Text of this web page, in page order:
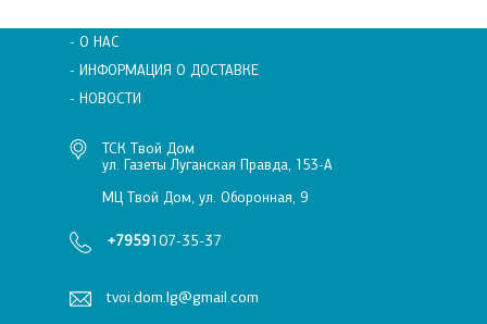
- О НАС
- ИНФОРМАЦИЯ О ДОСТАВКЕ
- НОВОСТИ
ТСК Твой Дом
ул. Газеты Луганская Правда, 153-А
МЦ Твой Дом, ул. Оборонная, 9
+7959107-35-37
tvoi.dom.lg@gmail.com